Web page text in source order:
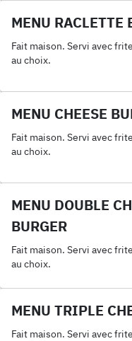
MENU RACLETTE
Fait maison. Servi avec
au choix.
MENU CHEESE
Fait maison. Servi avec
au choix.
MENU DOUBLE
BURGER
Fait maison. Servi avec
au choix.
MENU TRIPLE
Fait maison. Servi avec